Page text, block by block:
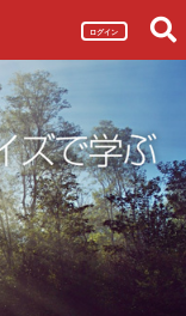
ログイン